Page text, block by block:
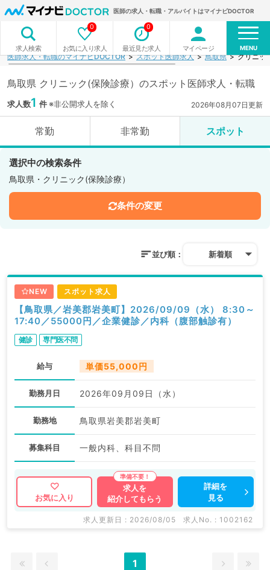
医師の求人・転職・アルバイトはマイナビDOCTOR
求人検索 お気に入り求人
0
最近見た求人
0
マイページ MENU
医師求人・転職のマイナビDOCTOR スポット医師求人 鳥取県 クリニッ
鳥取県 クリニック(保険診療）のスポット医師求人・転職
求人数1 件※非公開求人を除く 2026年08月07日更新
常勤 非常勤 スポット
選択中の検索条件
鳥取県・クリニック(保険診療）
条件の変更
並び順： 新着順
NEW スポット求人
【鳥取県／岩美郡岩美町】2026/09/09（水） 8:30～
17:40／55000円／企業健診／内科（腹部触診有）
健診 専門医不問
給与 単価55,000円
勤務月日 2026年09月09日（水）
勤務地 鳥取県岩美郡岩美町
募集科目 一般内科、科目不問
お気に入り
求人を
紹介してもらう
詳細を
見る
求人更新日 : 2026/08/05 求人No. : 1002162
1